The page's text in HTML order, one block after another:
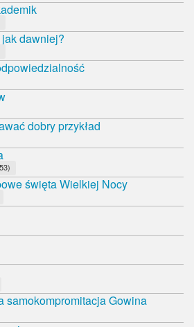
dawniej?
dobry przykład
święta Wielkiej Nocy
samokompromitacja Gowina